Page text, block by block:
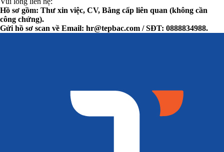
Hồ sơ gồm: Thư xin việc, CV, Bằng cấp liên quan (không cần
công chứng).
Gửi hồ sơ scan về Email: hr@tepbac.com / SĐT: 0888834988.